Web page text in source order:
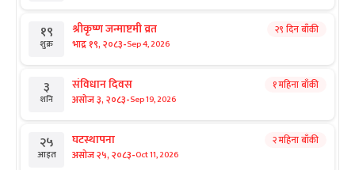
१९
शुक्र
श्रीकृष्ण जन्माष्टमी व्रत
भाद्र १९, २०८३-Sep 4, 2026
२९ दिन बाँकी
३
शनि
संविधान दिवस
असोज ३, २०८३-Sep 19, 2026
१ महिना बाँकी
२५
आइत
घटस्थापना
असोज २५, २०८३-Oct 11, 2026
२ महिना बाँकी